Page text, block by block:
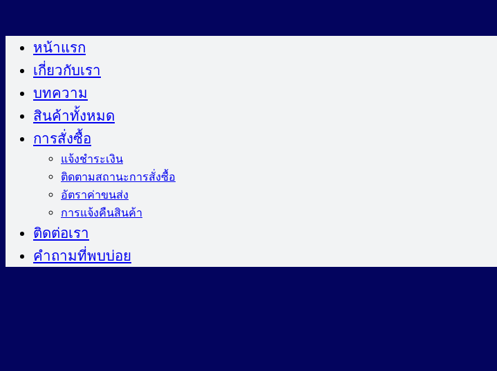
ไป
หน้าแรก
เกี่ยวกับเรา
บทความ
สินค้าทั้งหมด
การสั่งซื้อ
แจ้งชำระเงิน
ติดตามสถานะการสั่งซื้อ
อัตราค่าขนส่ง
การแจ้งคืนสินค้า
ติดต่อเรา
คำถามที่พบบ่อย